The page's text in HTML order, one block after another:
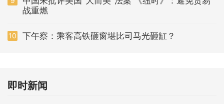
战重燃
10 下午察：乘客高铁砸窗堪比司马光砸缸？
即时新闻